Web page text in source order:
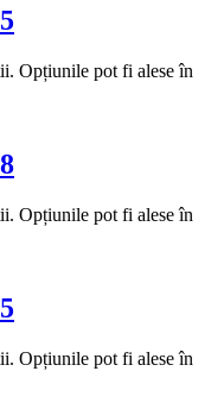
Opțiunile pot fi alese în
Opțiunile pot fi alese în
Opțiunile pot fi alese în